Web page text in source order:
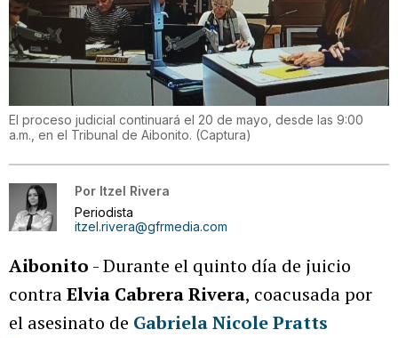
El proceso judicial continuará el 20 de mayo, desde las 9:00
a.m., en el Tribunal de Aibonito. (Captura)
Por Itzel Rivera
Periodista
itzel.rivera@gfrmedia.com
Aibonito - Durante el quinto día de juicio
contraElvia Cabrera Rivera, coacusada por
el asesinato de Gabriela Nicole Pratts